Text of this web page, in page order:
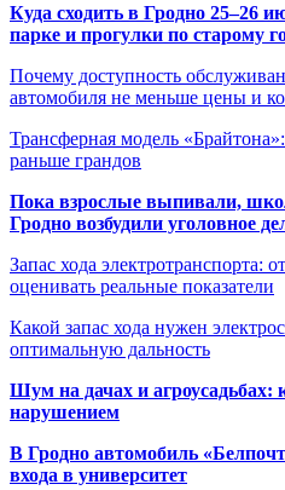
Куда сходить в Гродно 25–26
парке и прогулки по старому
Почему доступность
автомобиля не меньше цены и
Трансферная модель
раньше грандов
Пока взрослые выпивали,
Гродно возбудили уголовное
Запас хода электротранспорта:
оценивать реальные показатели
Какой запас хода нужен
оптимальную дальность
Шум на дачах и агроусадьбах:
нарушением
В Гродно автомобиль
входа в университет